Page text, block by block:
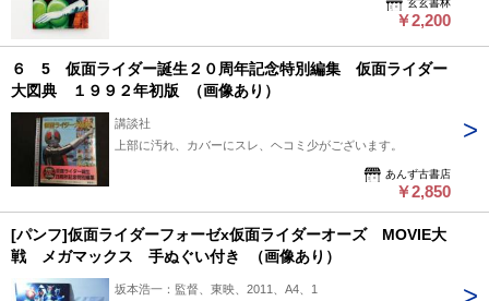
玄玄書林
￥2,200
６ 5 仮面ライダー誕生２０周年記念特別編集 仮面ライダー
大図典 １９９２年初版 （画像あり）
講談社
上部に汚れ、カバーにスレ、ヘコミ少がございます。
あんず古書店
￥2,850
[パンフ]仮面ライダーフォーゼx仮面ライダーオーズ MOVIE大
戦 メガマックス 手ぬぐい付き （画像あり）
坂本浩一：監督、東映、2011、A4、1